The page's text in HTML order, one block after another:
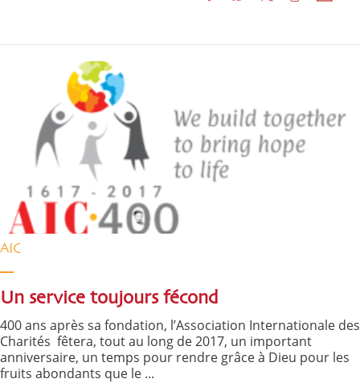
AIC
Un service toujours fécond
400 ans après sa fondation, l’Association Internationale des
Charités fêtera, tout au long de 2017, un important
anniversaire, un temps pour rendre grâce à Dieu pour les
fruits abondants que le ...